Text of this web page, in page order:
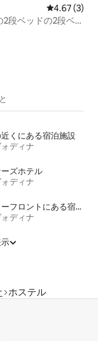
レビュー3
4.67 (3)
段ベッドの2段ベッ
くにある宿泊施設
ディナ
ズホテル
ディナ
ウォーターフロントにある宿泊施設
ディナ
ホステル